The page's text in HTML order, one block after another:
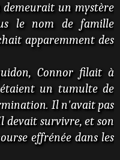
un mystère
le nom de famille
apparemment des
Connor filait à
étaient un tumulte de
Il n'avait pas
devait survivre, et son
effrénée dans les